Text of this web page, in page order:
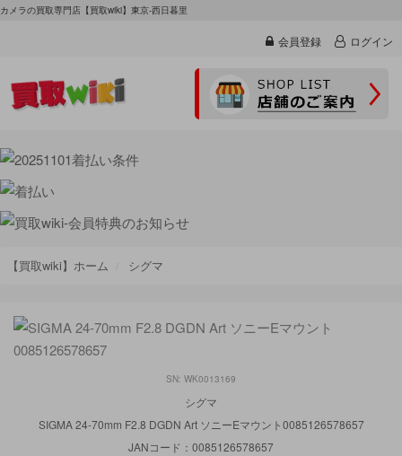
カメラの買取専門店【買取wiki】東京-西日暮里
会員登録 ログイン
【買取wiki】ホーム シグマ
SN: WK0013169
シグマ
SIGMA 24-70mm F2.8 DGDN Art ソニーEマウント0085126578657
JANコード：0085126578657